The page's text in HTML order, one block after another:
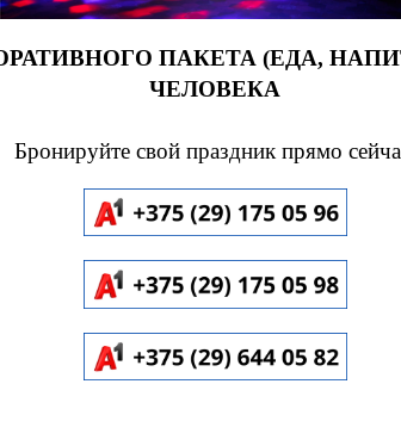
ПАКЕТА (ЕДА,
ЧЕЛОВЕКА
Бронируйте свой праздник прямо